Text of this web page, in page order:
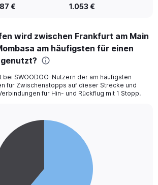
€ 1.053 €
wird zwischen Frankfurt am Main
am häufigsten für einen
bei SWOODOO-Nutzern der am häufigsten
für Zwischenstopps auf dieser Strecke und
für Hin- und Rückflug mit 1 Stopp.